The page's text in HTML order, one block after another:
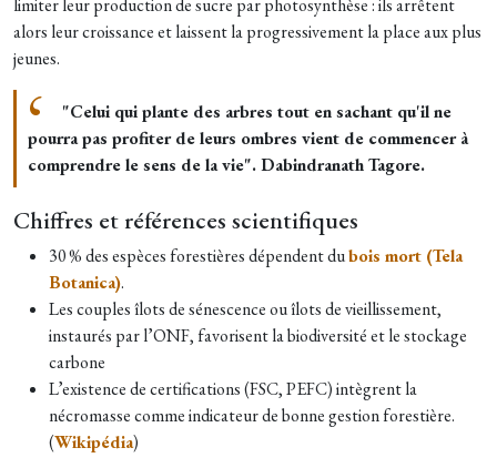
limiter leur production de sucre par photosynthèse : ils arrêtent
alors leur croissance et laissent la progressivement la place aux plus
jeunes.
"Celui qui plante des arbres tout en sachant qu'il ne
pourra pas profiter de leurs ombres vient de commencer à
comprendre le sens de la vie". Dabindranath Tagore.
Chiffres et références scientifiques
30 % des espèces forestières dépendent dubois mort (Tela
Botanica).
Les couples îlots de sénescence ou îlots de vieillissement,
instaurés par l’ONF, favorisent la biodiversité et le stockage
carbone
L’existence de certifications (FSC, PEFC) intègrent la
nécromasse comme indicateur de bonne gestion forestière.
(Wikipédia)